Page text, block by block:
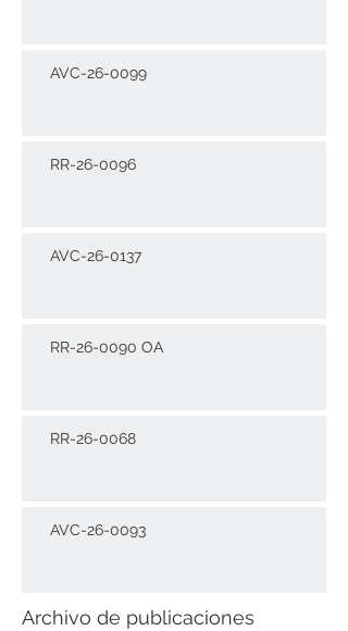
AVC-26-0099
RR-26-0096
AVC-26-0137
RR-26-0090 OA
RR-26-0068
AVC-26-0093
Archivo de publicaciones